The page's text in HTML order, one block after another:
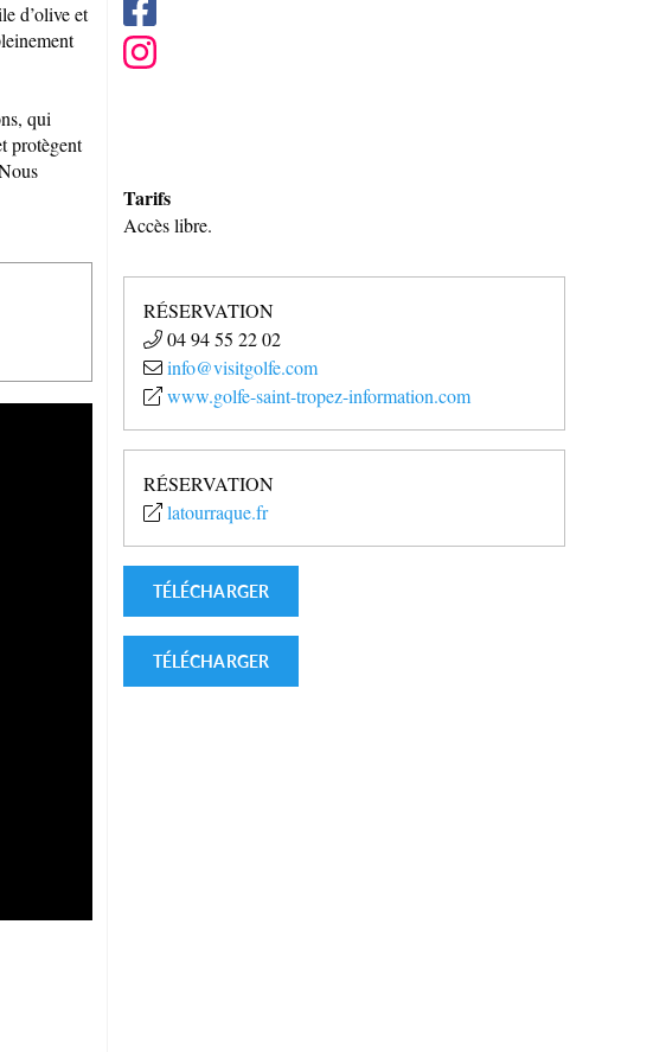
d’olive et
qui
protègent
Tarifs
Accès libre.
RÉSERVATION
04 94 55 22 02
info@visitgolfe.com
www.golfe-saint-tropez-information.com
RÉSERVATION
latourraque.fr
TÉLÉCHARGER
TÉLÉCHARGER